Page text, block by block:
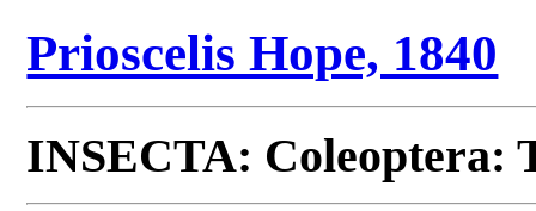
Prioscelis Hope, 1840
INSECTA: Coleoptera: